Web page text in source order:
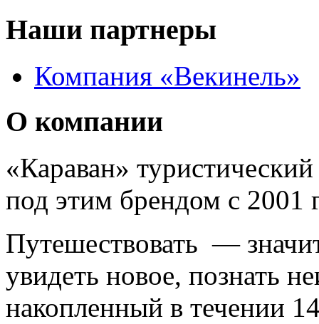
Наши партнеры
Компания «Векинель»
О компании
«Караван»
под этим брендом с 2001
Путешествовать —
увидеть новое, познать
накопленный в течении